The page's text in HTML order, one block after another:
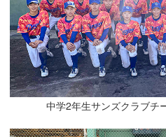
中学2年生サンズクラブチ